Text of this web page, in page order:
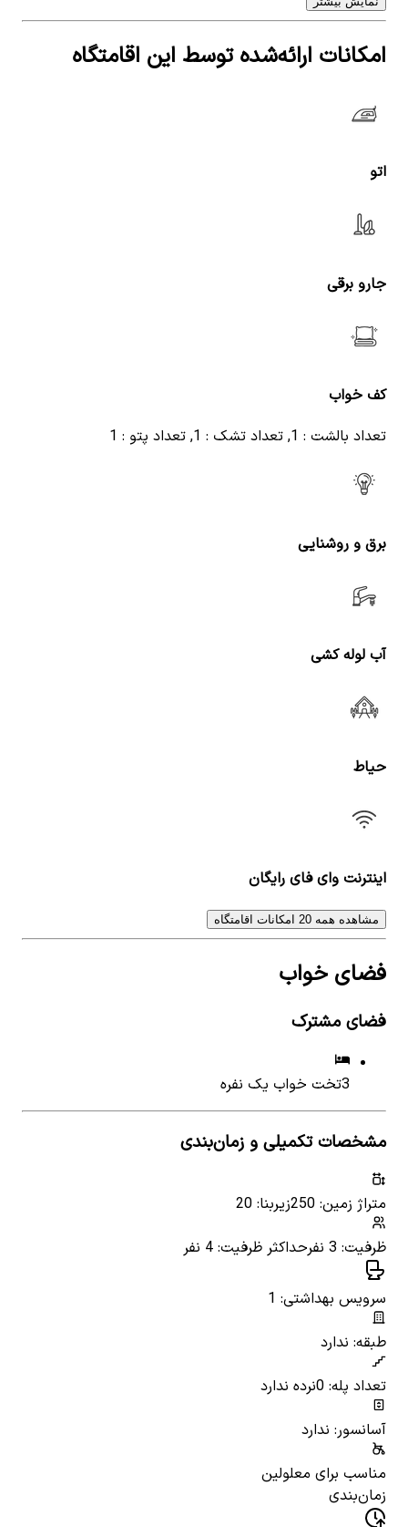
امکانات ارائه‌شده توسط این اقامتگاه
اتو
جارو برقی
کف خواب
تعداد بالشت : 1, تعداد تشک : 1, تعداد پتو : 1
برق و روشنایی
آب لوله کشی
حیاط
اینترنت وای فای رایگان
مشاهده همه 20 امکانات اقامتگاه
فضای خواب
فضای مشترک
3تخت خواب یک نفره
مشخصات تکمیلی و زمان‌بندی
متراژ زمین: 250
زیربنا: 20
ظرفیت: 3 نفر
حداکثر ظرفیت: 4 نفر
سرویس بهداشتی: 1
طبقه: ندارد
تعداد پله: 0
نرده ندارد
آسانسور: ندارد
مناسب برای معلولین
زمان‌بندی